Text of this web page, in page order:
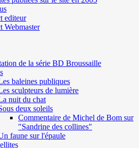
editeur
Webmaster
de la série BD Broussaille
baleines publiques
sculpteurs de lumière
nuit du chat
deux soleils
Commentaire de Michel de Bom sur
"Sandrine des collines"
faune sur l'épaule